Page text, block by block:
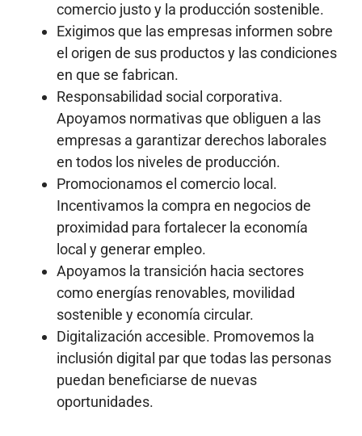
comercio justo y la producción sostenible.
Exigimos que las empresas informen sobre
el origen de sus productos y las condiciones
en que se fabrican.
Responsabilidad social corporativa.
Apoyamos normativas que obliguen a las
empresas a garantizar derechos laborales
en todos los niveles de producción.
Promocionamos el comercio local.
Incentivamos la compra en negocios de
proximidad para fortalecer la economía
local y generar empleo.
Apoyamos la transición hacia sectores
como energías renovables, movilidad
sostenible y economía circular.
Digitalización accesible. Promovemos la
inclusión digital par que todas las personas
puedan beneficiarse de nuevas
oportunidades.